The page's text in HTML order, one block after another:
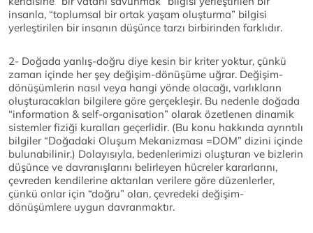
insanla, “toplumsal bir ortak yaşam oluşturma” bilgisi
yerleştirilen bir insanın düşünce tarzı birbirinden farklıdır.
2- Doğada yanlış-doğru diye kesin bir kriter yoktur, çünkü
zaman içinde her şey değişim-dönüşüme uğrar. Değişim-
dönüşümlerin nasıl veya hangi yönde olacağı, varlıkların
oluşturacakları bilgilere göre gerçekleşir. Bu nedenle doğada
“information & self-organisation” olarak özetlenen dinamik
sistemler fiziği kuralları geçerlidir. (Bu konu hakkında ayrıntılı
bilgiler “Doğadaki Oluşum Mekanizması =DOM” dizini içinde
bulunabilinir.) Dolayısıyla, bedenlerimizi oluşturan ve bizlerin
düşünce ve davranışlarını belirleyen hücreler kararlarını,
çevreden kendilerine aktarılan verilere göre düzenlerler,
çünkü onlar için “doğru” olan, çevredeki değişim-
dönüşümlere uygun davranmaktır.